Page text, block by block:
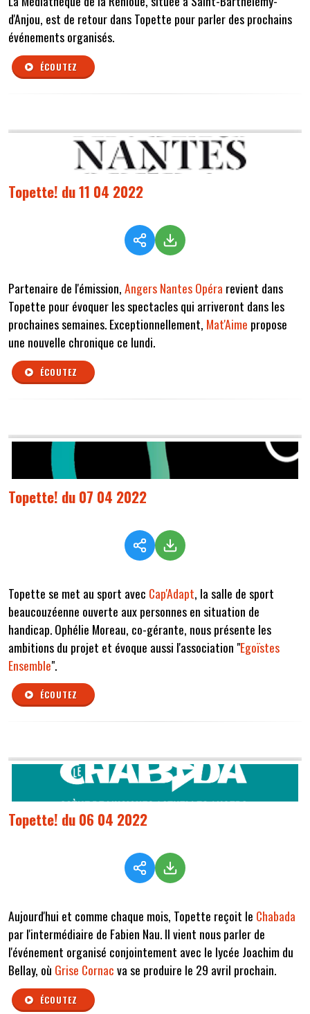
d'Anjou, est de retour dans Topette pour parler des prochains
événements organisés.
ÉCOUTEZ
Topette! du 11 04 2022
Partenaire de l'émission,Angers Nantes Opéra revient dans
Topette pour évoquer les spectacles qui arriveront dans les
prochaines semaines. Exceptionnellement, Mat'Aime propose
une nouvelle chronique ce lundi.
ÉCOUTEZ
Topette! du 07 04 2022
Topette se met au sport avec Cap'Adapt, la salle de sport
beaucouzéenne ouverte aux personnes en situation de
handicap. Ophélie Moreau, co-gérante, nous présente les
ambitions du projet et évoque aussi l'association "Egoïstes
Ensemble".
ÉCOUTEZ
Topette! du 06 04 2022
Aujourd'hui et comme chaque mois, Topette reçoit le Chabada
par l'intermédiaire de Fabien Nau. Il vient nous parler de
l'événement organisé conjointement avec le lycée Joachim du
Bellay, où Grise Cornacva se produire le 29 avril prochain.
ÉCOUTEZ